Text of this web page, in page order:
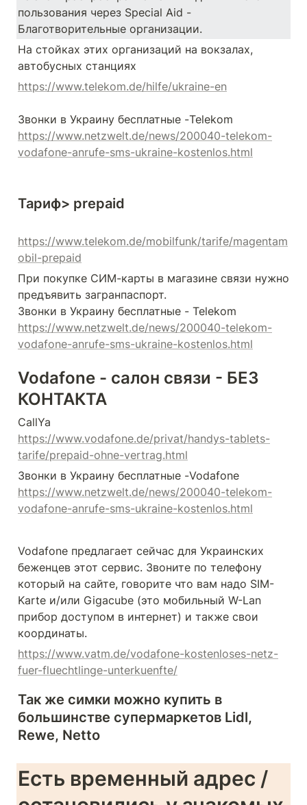
пользования через Special Aid -
Благотворительные организации.
На стойках этих организаций на вокзалах,
автобусных станциях
https://www.telekom.de/hilfe/ukraine-en
https://www.netzwelt.de/news/200040-telekom-
vodafone-anrufe-sms-ukraine-kostenlos.html
Тариф> prepaid
https://www.telekom.de/mobilfunk/tarife/magentam
obil-prepaid
При покупке СИМ-карты в магазине связи нужно
предъявить загранпаспорт.
https://www.netzwelt.de/news/200040-telekom-
vodafone-anrufe-sms-ukraine-kostenlos.html
Vodafone - салон связи - БЕЗ
КОНТАКТА
https://www.vodafone.de/privat/handys-tablets-
tarife/prepaid-ohne-vertrag.html
https://www.netzwelt.de/news/200040-telekom-
vodafone-anrufe-sms-ukraine-kostenlos.html
Vodafone предлагает сейчас для Украинских
беженцев этот сервис. Звоните по телефону
который на сайте, говорите что вам надо SIM-
Karte и/или Gigacube (это мобильный W-Lan
прибор доступом в интернет) и также свои
координаты.
https://www.vatm.de/vodafone-kostenloses-netz-
fuer-fluechtlinge-unterkuenfte/
Так же симки можно купить в
большинстве супермаркетов Lidl,
Rewe, Netto
Есть временный адрес /